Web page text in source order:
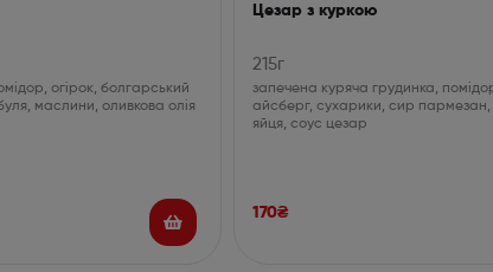
огірок, болгарський
маслини, оливкова олія
Цезар з куркою
215г
запечена куряча грудинка,
айсберг, сухарики, сир пармезан,
яйця, соус цезар
170₴